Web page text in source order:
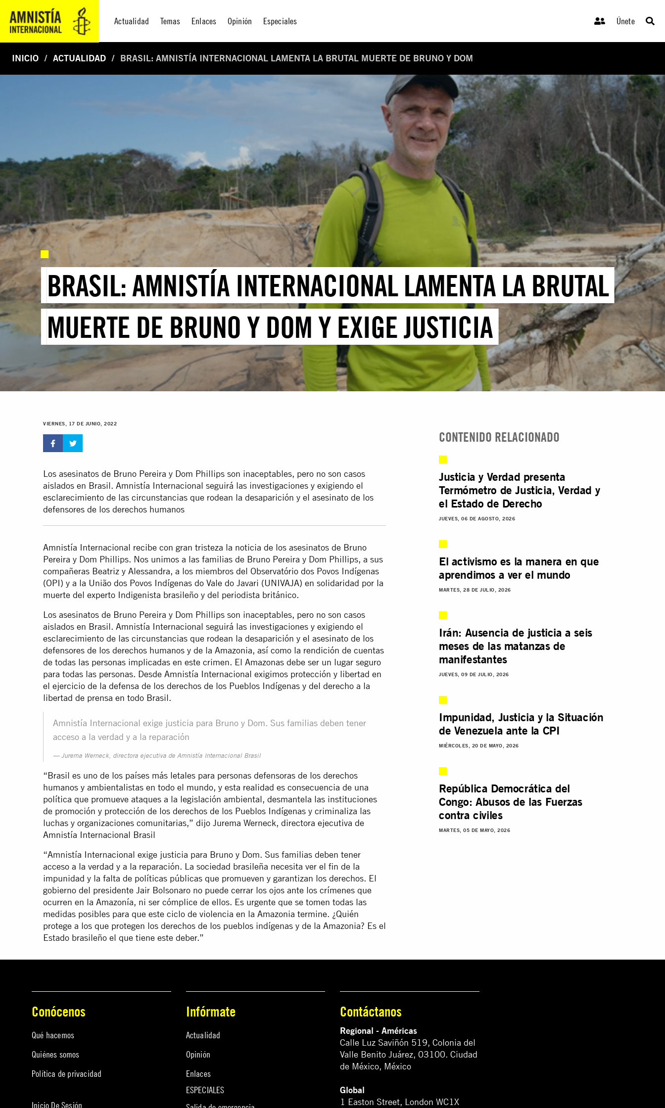
Actualidad Temas Enlaces Opinión Especiales Únete
INICIO ACTUALIDAD BRASIL: AMNISTÍA INTERNACIONAL LAMENTA LA BRUTAL MUERTE DE BRUNO Y DOM
BRASIL: AMNISTÍA INTERNACIONAL LAMENTA LA BRUTAL
MUERTE DE BRUNO Y DOM Y EXIGE JUSTICIA
VIERNES, 17 DE JUNIO, 2022
Los asesinatos de Bruno Pereira y Dom Phillips son inaceptables, pero no son casos
aislados en Brasil. Amnistía Internacional seguirá las investigaciones y exigiendo el
esclarecimiento de las circunstancias que rodean la desaparición y el asesinato de los
defensores de los derechos humanos
Amnistía Internacional recibe con gran tristeza la noticia de los asesinatos de Bruno
Pereira y Dom Phillips. Nos unimos a las familias de Bruno Pereira y Dom Phillips, a sus
compañeras Beatriz y Alessandra, a los miembros del Observatório dos Povos Indígenas
(OPI) y a la União dos Povos Indígenas do Vale do Javari (UNIVAJA) en solidaridad por la
muerte del experto Indigenista brasileño y del periodista británico.
Los asesinatos de Bruno Pereira y Dom Phillips son inaceptables, pero no son casos
aislados en Brasil. Amnistía Internacional seguirá las investigaciones y exigiendo el
esclarecimiento de las circunstancias que rodean la desaparición y el asesinato de los
defensores de los derechos humanos y de la Amazonia, así como la rendición de cuentas
de todas las personas implicadas en este crimen. El Amazonas debe ser un lugar seguro
para todas las personas. Desde Amnistía Internacional exigimos protección y libertad en
el ejercicio de la defensa de los derechos de los Pueblos Indígenas y del derecho a la
libertad de prensa en todo Brasil.
Amnistía Internacional exige justicia para Bruno y Dom. Sus familias deben tener
acceso a la verdad y a la reparación
Jurema Werneck, directora ejecutiva de Amnistía Internacional Brasil
“Brasil es uno de los países más letales para personas defensoras de los derechos
humanos y ambientalistas en todo el mundo, y esta realidad es consecuencia de una
política que promueve ataques a la legislación ambiental, desmantela las instituciones
de promoción y protección de los derechos de los Pueblos Indígenas y criminaliza las
luchas y organizaciones comunitarias,” dijo Jurema Werneck, directora ejecutiva de
Amnistía Internacional Brasil
“Amnistía Internacional exige justicia para Bruno y Dom. Sus familias deben tener
acceso a la verdad y a la reparación. La sociedad brasileña necesita ver el fin de la
impunidad y la falta de políticas públicas que promueven y garantizan los derechos. El
gobierno del presidente Jair Bolsonaro no puede cerrar los ojos ante los crímenes que
ocurren en la Amazonía, ni ser cómplice de ellos. Es urgente que se tomen todas las
medidas posibles para que este ciclo de violencia en la Amazonia termine. ¿Quién
protege a los que protegen los derechos de los pueblos indígenas y de la Amazonia? Es el
Estado brasileño el que tiene este deber.”
CONTENIDO RELACIONADO
Justicia y Verdad presenta
Termómetro de Justicia, Verdad y
el Estado de Derecho
JUEVES, 06 DE AGOSTO, 2026
El activismo es la manera en que
aprendimos a ver el mundo
MARTES, 28 DE JULIO, 2026
Irán: Ausencia de justicia a seis
meses de las matanzas de
manifestantes
JUEVES, 09 DE JULIO, 2026
Impunidad, Justicia y la Situación
de Venezuela ante la CPI
MIÉRCOLES, 20 DE MAYO, 2026
República Democrática del
Congo: Abusos de las Fuerzas
contra civiles
MARTES, 05 DE MAYO, 2026
Conócenos
Qué hacemos
Quiénes somos
Política de privacidad
Inicio De Sesión
Infórmate
Actualidad
Opinión
Enlaces
ESPECIALES
Contáctanos
Regional - Américas
Calle Luz Saviñón 519, Colonia del
Valle Benito Juárez, 03100. Ciudad
de México, México
Global
1 Easton Street, London WC1X